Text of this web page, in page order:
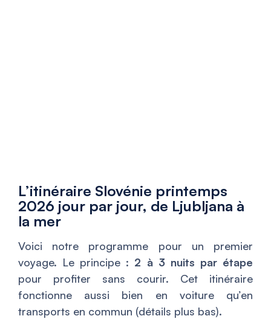
L’itinéraire Slovénie printemps
2026 jour par jour, de Ljubljana à
la mer
Voici notre programme pour un premier
voyage. Le principe : 2 à 3 nuits par étape
pour profiter sans courir. Cet itinéraire
fonctionne aussi bien en voiture qu’en
transports en commun (détails plus bas).